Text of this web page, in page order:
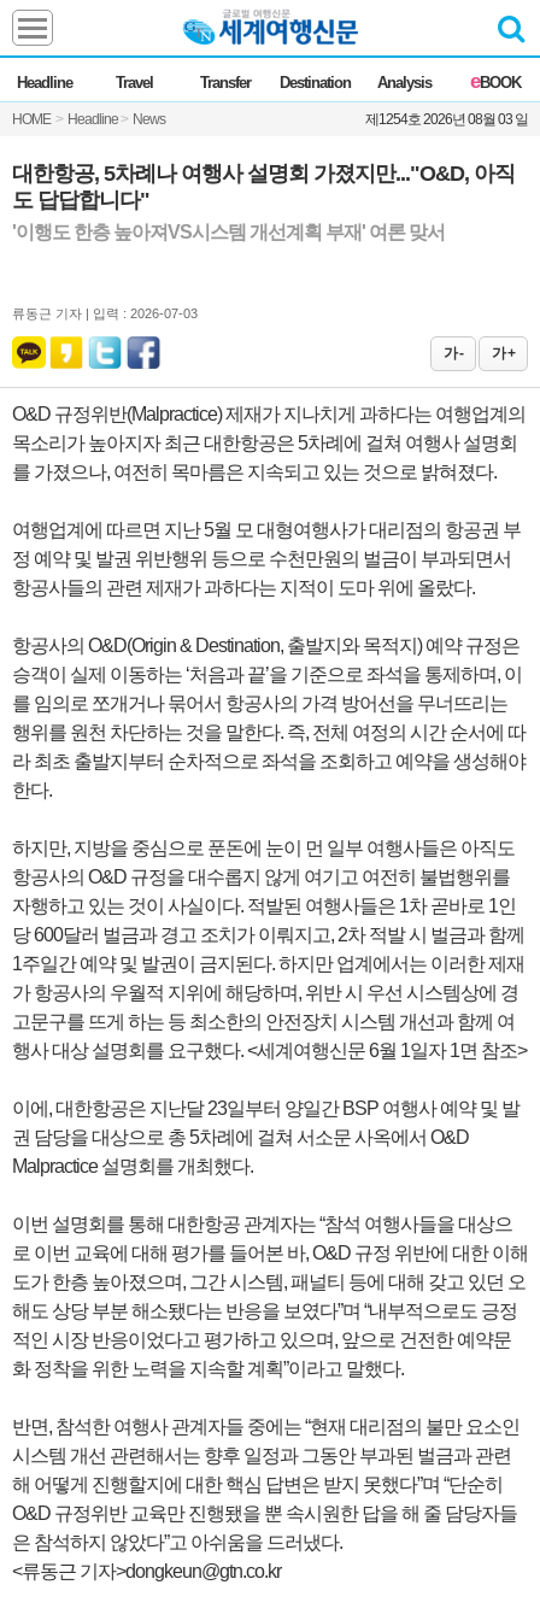
Headline Travel Transfer Destination Analysis eBOOK
HOME > Headline > News 제1254호 2026년 08월 03 일
Headline
전체 News
Commentary Opinion
Focus Marketing
ZoomIn
Travel
Transfer
Destination
Analysis
대한항공, 5차례나 여행사 설명회 가졌지만..."O&D, 아직
도 답답합니다"
'이행도 한층 높아져VS시스템 개선계획 부재' 여론 맞서
류동근 기자 | 입력 : 2026-07-03
가 - 가 +
O&D 규정위반(Malpractice) 제재가 지나치게 과하다는 여행업계의
목소리가 높아지자 최근 대한항공은 5차례에 걸쳐 여행사 설명회
를 가졌으나, 여전히 목마름은 지속되고 있는 것으로 밝혀졌다.
여행업계에 따르면 지난 5월 모 대형여행사가 대리점의 항공권 부
정 예약 및 발권 위반행위 등으로 수천만원의 벌금이 부과되면서
항공사들의 관련 제재가 과하다는 지적이 도마 위에 올랐다.
항공사의 O&D(Origin & Destination, 출발지와 목적지) 예약 규정은
승객이 실제 이동하는 ‘처음과 끝’을 기준으로 좌석을 통제하며, 이
를 임의로 쪼개거나 묶어서 항공사의 가격 방어선을 무너뜨리는
행위를 원천 차단하는 것을 말한다. 즉, 전체 여정의 시간 순서에 따
라 최초 출발지부터 순차적으로 좌석을 조회하고 예약을 생성해야
한다.
하지만, 지방을 중심으로 푼돈에 눈이 먼 일부 여행사들은 아직도
항공사의 O&D 규정을 대수롭지 않게 여기고 여전히 불법행위를
자행하고 있는 것이 사실이다. 적발된 여행사들은 1차 곧바로 1인
당 600달러 벌금과 경고 조치가 이뤄지고, 2차 적발 시 벌금과 함께
1주일간 예약 및 발권이 금지된다. 하지만 업계에서는 이러한 제재
가 항공사의 우월적 지위에 해당하며, 위반 시 우선 시스템상에 경
고문구를 뜨게 하는 등 최소한의 안전장치 시스템 개선과 함께 여
행사 대상 설명회를 요구했다. <세계여행신문 6월 1일자 1면 참조>
이에, 대한항공은 지난달 23일부터 양일간 BSP 여행사 예약 및 발
권 담당을 대상으로 총 5차례에 걸쳐 서소문 사옥에서 O&D
Malpractice 설명회를 개최했다.
이번 설명회를 통해 대한항공 관계자는 “참석 여행사들을 대상으
로 이번 교육에 대해 평가를 들어본 바, O&D 규정 위반에 대한 이해
도가 한층 높아졌으며, 그간 시스템, 패널티 등에 대해 갖고 있던 오
해도 상당 부분 해소됐다는 반응을 보였다”며 “내부적으로도 긍정
적인 시장 반응이었다고 평가하고 있으며, 앞으로 건전한 예약문
화 정착을 위한 노력을 지속할 계획”이라고 말했다.
반면, 참석한 여행사 관계자들 중에는 “현재 대리점의 불만 요소인
시스템 개선 관련해서는 향후 일정과 그동안 부과된 벌금과 관련
해 어떻게 진행할지에 대한 핵심 답변은 받지 못했다”며 “단순히
O&D 규정위반 교육만 진행됐을 뿐 속시원한 답을 해 줄 담당자들
은 참석하지 않았다”고 아쉬움을 드러냈다.
<류동근 기자>dongkeun@gtn.co.kr